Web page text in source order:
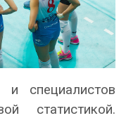
специалистов
статистикой.